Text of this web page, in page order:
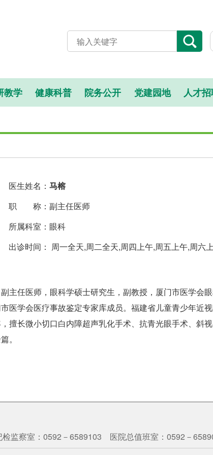
教学 健康科普 院务公开 党建园地 人才
医生姓名： 马榕
职 称：副主任医师
所属科室：眼科
出诊时间： 周一全天,周二全天,周四上午,周五上午,周六
主任医师，眼科学硕士研究生，副教授，厦门市医学会
医学会医疗事故鉴定专家库成员。福建省儿童青少年近
，擅长微小切口白内障超声乳化手术、抗青光眼手术、斜
。
检监察室：0592－6589103 医院总值班室：0592－